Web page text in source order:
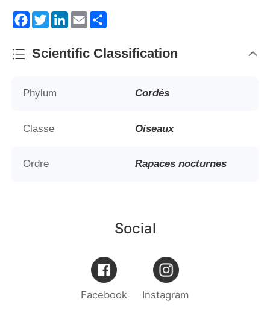
Facebook
Twitter LinkedInEmail
Scientific Classification
Phylum Cordés
Classe Oiseaux
Ordre Rapaces nocturnes